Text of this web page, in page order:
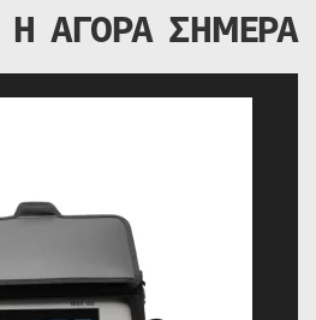
Η ΑΓΟΡΑ ΣΗΜΕΡΑ